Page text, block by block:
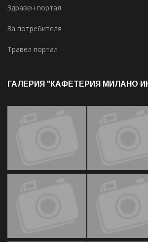
Здравен портал
За потребителя
Травел портал
ГАЛЕРИЯ "КАФЕТЕРИЯ МИЛАНО